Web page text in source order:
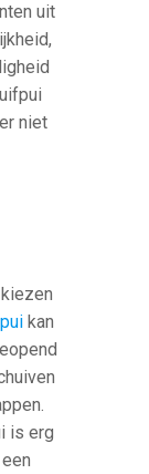
uit
niet
kan
is erg